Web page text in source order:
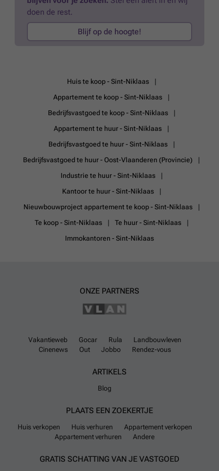
doen de rest.
Blijf op de hoogte!
Huis te koop - Sint-Niklaas
Appartement te koop - Sint-Niklaas
Bedrijfsvastgoed te koop - Sint-Niklaas
Appartement te huur - Sint-Niklaas
Bedrijfsvastgoed te huur - Sint-Niklaas
Bedrijfsvastgoed te huur - Oost-Vlaanderen (Provincie)
Industrie te huur - Sint-Niklaas
Kantoor te huur - Sint-Niklaas
Nieuwbouwproject appartement te koop - Sint-Niklaas
Te koop - Sint-Niklaas
Te huur - Sint-Niklaas
Immokantoren - Sint-Niklaas
ONZE PARTNERS
Vakantieweb Gocar Rula
Landbouwleven
Cinenews
Out Jobbo Rendez-vous
ARTIKELS
Blog
PLAATS EEN ZOEKERTJE
Huis verkopen Huis verhuren
Appartement verkopen
Appartement verhuren
Andere
GRATIS SCHATTING VAN JE VASTGOED